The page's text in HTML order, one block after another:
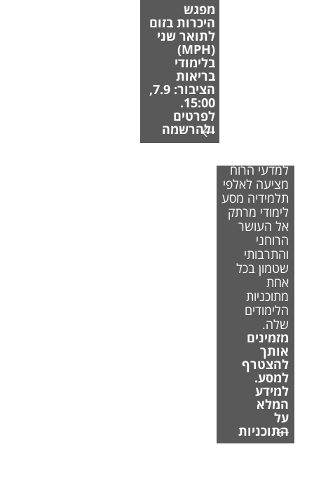
מפגש
היכרות בזום
לתואר שני
(MPH)
בלימודי
בריאות
הציבור: 7.9,
15:00.
לפרטים
ולהרשמה
למדעי הרוח
מציעה לאלפי
תלמידיה מסע
לימודי מרתק
אל העושר
הרוחני
והתרבותי
שטמון בכל
אחת
מתוכניות
הלימודים
שלה.
מזמינים
אותך
להצטרף
למסע.
למידע
המלא
על
התוכניות